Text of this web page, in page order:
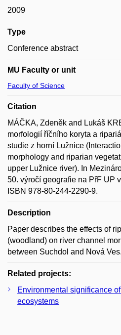
2009
Type
Conference abstract
MU Faculty or unit
Faculty of Science
Citation
MÁČKA, Zdeněk and Lukáš
morfologií říčního koryta a
studie z horní Lužnice
morphology and riparian
upper Lužnice river). In
50. výročí geografie na PřF UP
ISBN 978-80-244-2290-9.
Description
Paper describes the effects of
(woodland) on river channel
between Suchdol and Nová Ves.
Related projects:
Environmental significance
ecosystems